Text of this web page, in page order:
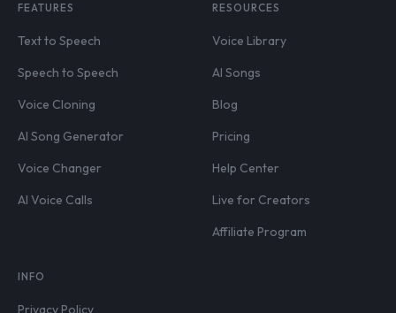
FEATURES
Text to Speech
Speech to Speech
Voice Cloning
AI Song Generator
Voice Changer
AI Voice Calls
RESOURCES
Voice Library
AI Songs
Blog
Pricing
Help Center
Live for Creators
Affiliate Program
INFO
Privacy Policy